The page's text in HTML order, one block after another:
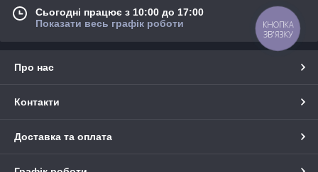
Сьогодні працює з 10:00 до 17:00
Показати весь графік роботи
Про нас
Контакти
Доставка та оплата
КНОПКА
ЗВ'ЯЗКУ